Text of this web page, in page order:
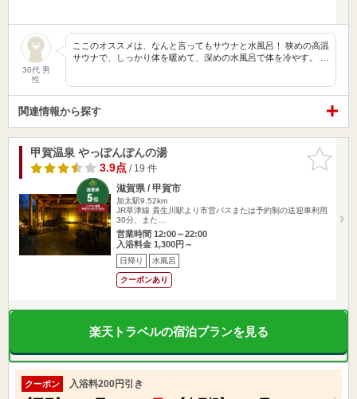
30代 男
性
ここのオススメは、なんと言ってもサウナと水風呂！ 狭めの高温
サウナで、しっかり体を暖めて、深めの水風呂で体を冷やす。 …
関連情報から探す
お気に入
りに追加
甲賀温泉 やっぽんぽんの湯
3.9点/ 19 件
滋賀県 / 甲賀市
加太駅9.52km
JR草津線 貴生川駅より市営バスまたは予約制の送迎車利用
30分、また…
営業時間 12:00～22:00
入浴料金 1,300円～
日帰り 水風呂
クーポンあり
楽天トラベルの宿泊プランを見る
クーポン 入浴料200円引き